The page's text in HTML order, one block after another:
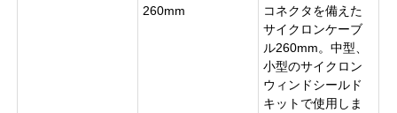
260mm
コネクタを備えた
サイクロンケーブ
ル260mm。中型、
小型のサイクロン
ウィンドシールド
キットで使用しま